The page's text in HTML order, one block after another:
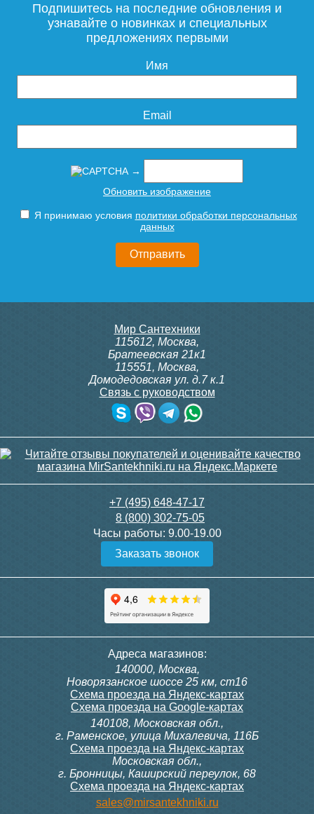
10 995
Подпишитесь на последние обновления и
узнавайте о новинках и специальных
предложениях первыми
Имя
Email
→
Обновить изображение
Я принимаю условия политики обработки персональных
данных
Мир Сантехники
115612, Москва,
Братеевская 21к1
115551, Москва,
Домодедовская ул. д.7 к.1
Связь с руководством
+7 (495) 648-47-17
8 (800) 302-75-05
Часы работы: 9.00-19.00
Заказать звонок
Адреса магазинов:
140000, Москва,
Новорязанское шоссе 25 км, ст16
Схема проезда на Яндекс-картах
Схема проезда на Google-картах
140108, Московская обл.,
г. Раменское, улица Михалевича, 116Б
Схема проезда на Яндекс-картах
Московская обл.,
г. Бронницы, Каширский переулок, 68
Схема проезда на Яндекс-картах
sales@mirsantekhniki.ru